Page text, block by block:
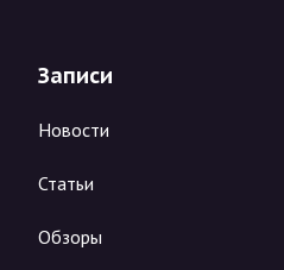
Записи
Новости
Статьи
Обзоры